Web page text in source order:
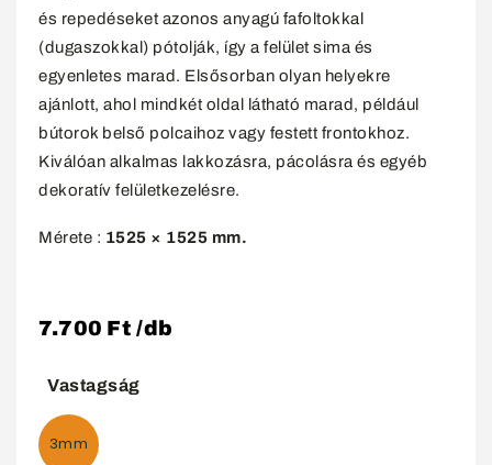
és repedéseket azonos anyagú fafoltokkal
(dugaszokkal) pótolják, így a felület sima és
egyenletes marad. Elsősorban olyan helyekre
ajánlott, ahol mindkét oldal látható marad, például
bútorok belső polcaihoz vagy festett frontokhoz.
Kiválóan alkalmas lakkozásra, pácolásra és egyéb
dekoratív felületkezelésre.
Mérete : 1525 × 1525 mm.
7.700 Ft /db
Vastagság
3mm